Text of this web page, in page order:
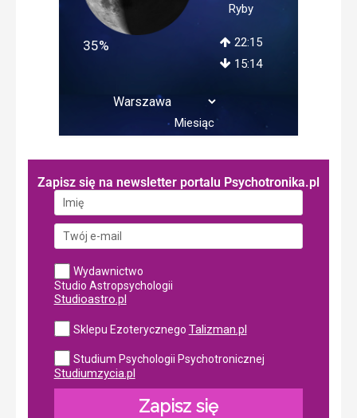
35%
Ryby
22:15
15:14
Miesiąc
Zapisz się na newsletter portalu Psychotronika.pl
Wydawnictwo
Studio Astropsychologii
Studioastro.pl
Sklepu Ezoterycznego Talizman.pl
Studium Psychologii Psychotronicznej
Studiumzycia.pl
Zapisz się